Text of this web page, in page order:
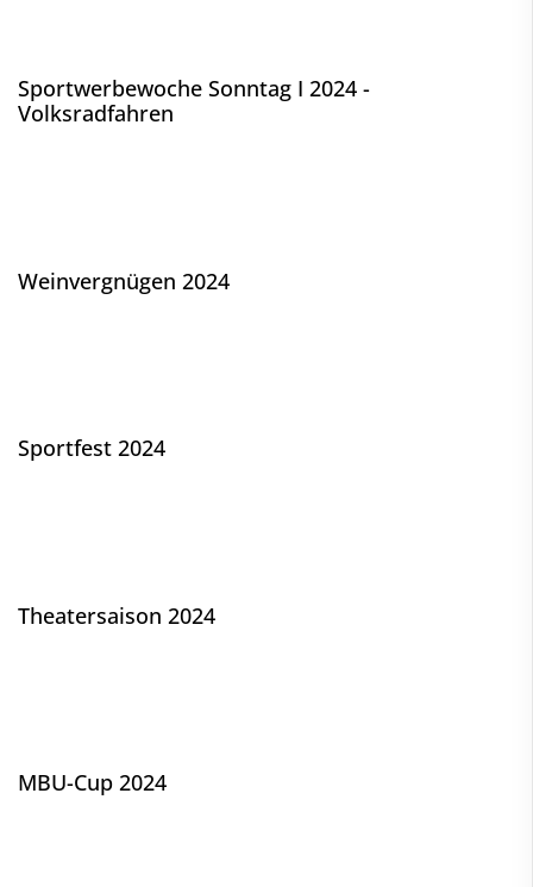
Sportwerbewoche Sonntag I 2024 -
Volksradfahren
Weinvergnügen 2024
Sportfest 2024
Theatersaison 2024
MBU-Cup 2024